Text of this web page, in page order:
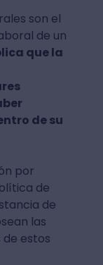
son el
de un
que la
de su
por
de
de
las
de estos